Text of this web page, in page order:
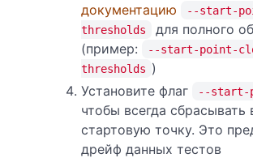
документацию
--start-
thresholds
для полного
(пример:
--start-point-
thresholds )
Установите флаг
--start-
чтобы всегда сбрасывать
стартовую точку. Это
дрейф данных тестов